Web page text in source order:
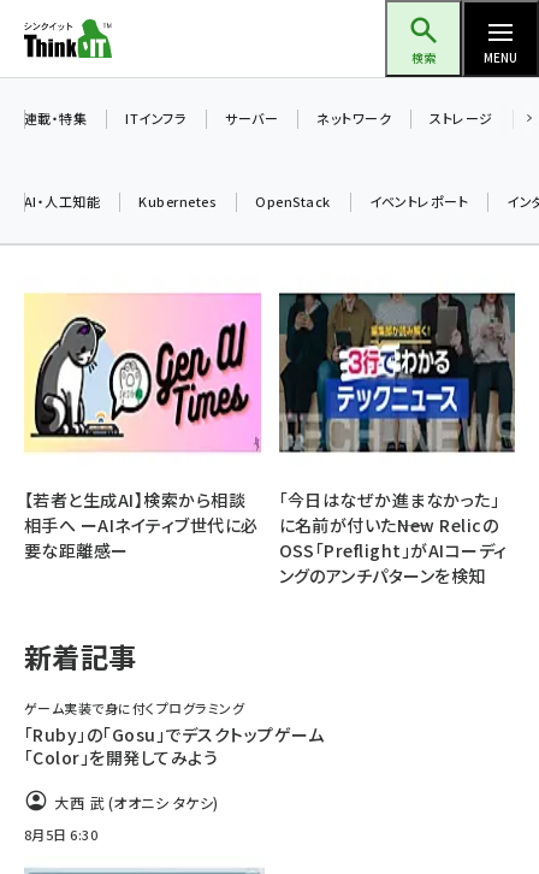
ン
ツ
検索 MENU
加藤銘のチーム貢献～仲間と築いた勝利の絆～ (2287)
iot女子会 (2243)
北海道をのんびり旅する晴山佳須夫のヒント集！ (2000)
drupal (1921)
genai (1464)
ai crunch (1336)
連載・特集 ITインフラ サーバー ネットワーク ストレージ
AI・人工知能 Kubernetes OpenStack イベントレポート イン
【若者と生成AI】検索から相談
相手へ ーAIネイティブ世代に必
要な距離感ー
「今日はなぜか進まなかった」
に名前が付いた――New Relicの
OSS「Preflight」がAIコーディ
ングのアンチパターンを検知
新着記事
ゲーム実装で身に付くプログラミング
「Ruby」の「Gosu」でデスクトップゲーム
「Color」を開発してみよう
大西 武 (オオニシ タケシ)
8月5日 6:30